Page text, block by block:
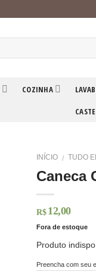
COZINHA
INÍCIO / TUDO
Caneca
R$ 12,00
Fora de estoque
Produto
Preencha com seu